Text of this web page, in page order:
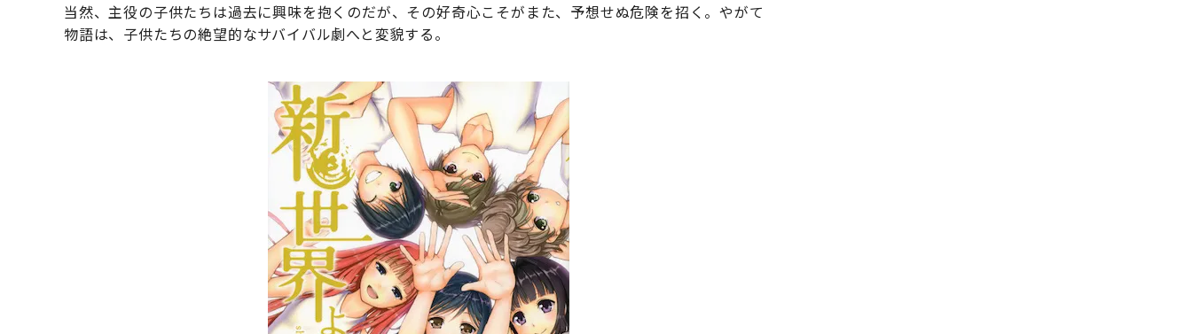
当然、主役の子供たちは過去に興味を抱くのだが、その好奇心こそがまた、予想せぬ危険を招く。やがて
物語は、子供たちの絶望的なサバイバル劇へと変貌する。